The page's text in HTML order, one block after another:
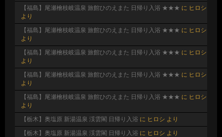
【福島】尾瀬檜枝岐温泉 旅館ひのえまた 日帰り入浴 ★★★ に ヒロシ
より
【福島】尾瀬檜枝岐温泉 旅館ひのえまた 日帰り入浴 ★★★ に ヒロシ
より
【福島】尾瀬檜枝岐温泉 旅館ひのえまた 日帰り入浴 ★★★ に ヒロシ
より
【福島】尾瀬檜枝岐温泉 旅館ひのえまた 日帰り入浴 ★★★ に ヒロシ
より
【福島】尾瀬檜枝岐温泉 旅館ひのえまた 日帰り入浴 ★★★ に ヒロシ
より
【栃木】奥塩原 新湯温泉 渓雲閣 日帰り入浴 に ヒロシ より
【栃木】奥塩原 新湯温泉 渓雲閣 日帰り入浴 に ヒロシ より